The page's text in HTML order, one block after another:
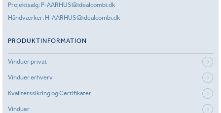
Projektsalg: P-AARHUS@idealcombi.dk
Håndværker: H-AARHUS@idealcombi.dk
PRODUKTINFORMATION
Vinduer privat
Vinduer erhverv
Kvalitetssikring og Certifikater
Vinduer